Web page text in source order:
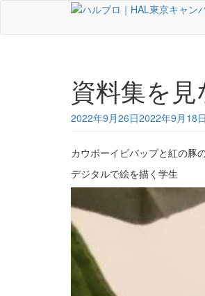
資料集を見
2022年9月26日2022年9月18日
カウボーイビバップと紅の豚
デジタルで絵を描く学生